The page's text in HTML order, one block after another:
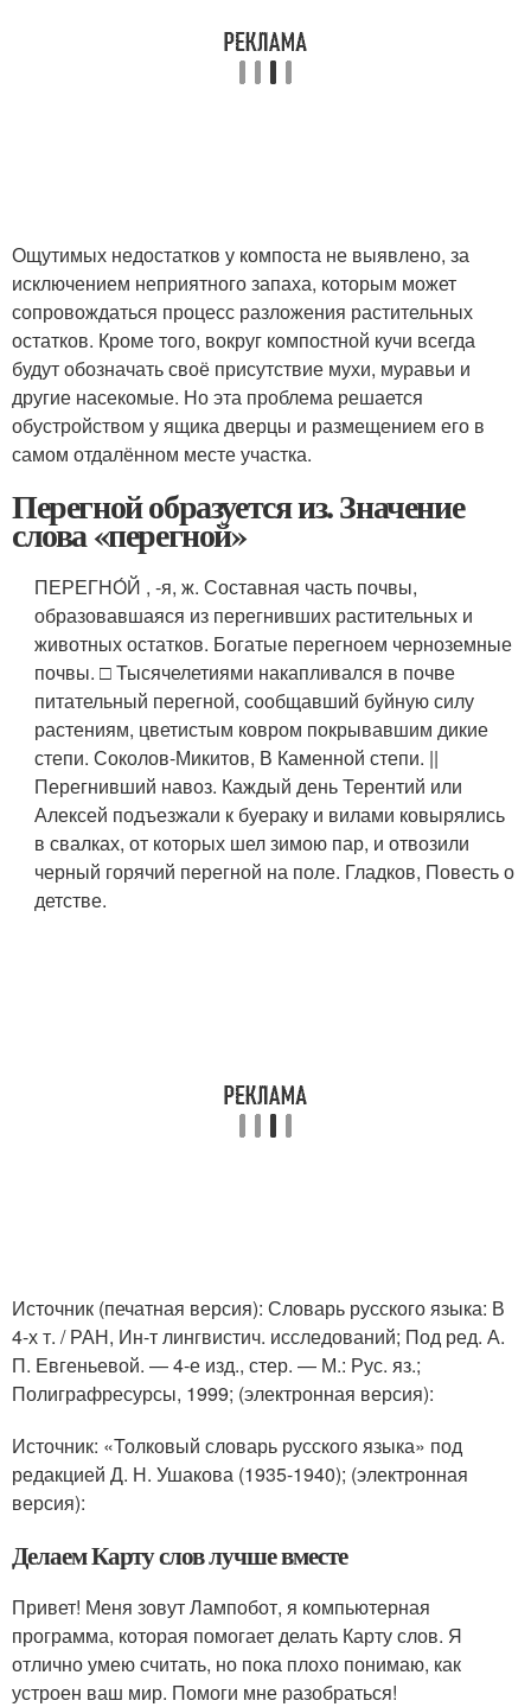
Ощутимых недостатков у компоста не выявлено, за
исключением неприятного запаха, которым может
сопровождаться процесс разложения растительных
остатков. Кроме того, вокруг компостной кучи всегда
будут обозначать своё присутствие мухи, муравьи и
другие насекомые. Но эта проблема решается
обустройством у ящика дверцы и размещением его в
самом отдалённом месте участка.
Перегной образуется из. Значение
слова «перегной»
ПЕРЕГНО́Й , -я, ж. Составная часть почвы,
образовавшаяся из перегнивших растительных и
животных остатков. Богатые перегноем черноземные
почвы. □ Тысячелетиями накапливался в почве
питательный перегной, сообщавший буйную силу
растениям, цветистым ковром покрывавшим дикие
степи. Соколов-Микитов, В Каменной степи. ||
Перегнивший навоз. Каждый день Терентий или
Алексей подъезжали к буераку и вилами ковырялись
в свалках, от которых шел зимою пар, и отвозили
черный горячий перегной на поле. Гладков, Повесть о
детстве.
Источник (печатная версия): Словарь русского языка: В
4-х т. / РАН, Ин-т лингвистич. исследований; Под ред. А.
П. Евгеньевой. — 4-е изд., стер. — М.: Рус. яз.;
Полиграфресурсы, 1999; (электронная версия):
Источник: «Толковый словарь русского языка» под
редакцией Д. Н. Ушакова (1935-1940); (электронная
версия):
Делаем Карту слов лучше вместе
Привет! Меня зовут Лампобот, я компьютерная
программа, которая помогает делать Карту слов. Я
отлично умею считать, но пока плохо понимаю, как
устроен ваш мир. Помоги мне разобраться!